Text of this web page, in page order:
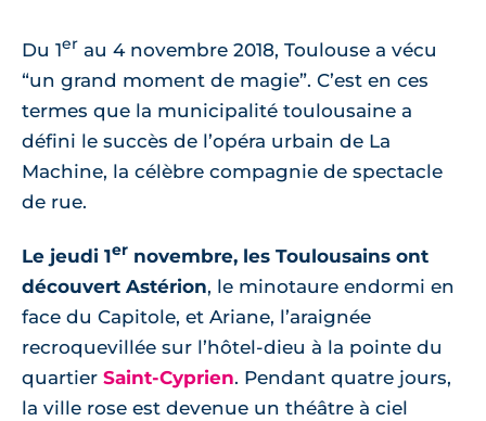
Du 1er au 4 novembre 2018, Toulouse a vécu
“un grand moment de magie”. C’est en ces
termes que la municipalité toulousaine a
défini le succès de l’opéra urbain de La
Machine, la célèbre compagnie de spectacle
de rue.
Le jeudi 1er novembre, les Toulousains ont
découvert Astérion, le minotaure endormi en
face du Capitole, et Ariane, l’araignée
recroquevillée sur l’hôtel-dieu à la pointe du
quartier Saint-Cyprien. Pendant quatre jours,
la ville rose est devenue un théâtre à ciel